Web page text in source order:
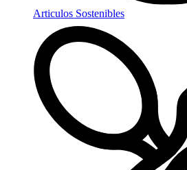
Articulos Sostenibles